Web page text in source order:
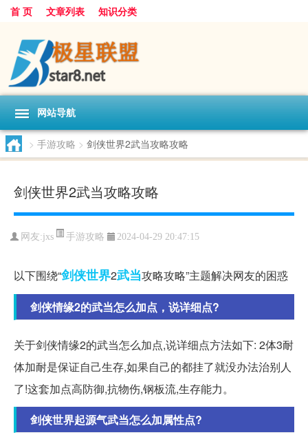
首 页 文章列表 知识分类
网站导航
> 手游攻略 > 剑侠世界2武当攻略攻略
剑侠世界2武当攻略攻略
网友:jxs 手游攻略 2024-04-29 20:47:15
以下围绕“剑侠世界2武当攻略攻略”主题解决网友的困惑
剑侠情缘2的武当怎么加点，说详细点?
关于剑侠情缘2的武当怎么加点,说详细点方法如下: 2体3耐
体加耐是保证自己生存,如果自己的都挂了就没办法治别人
了!这套加点高防御,抗物伤,钢板流,生存能力。
剑侠世界起源气武当怎么加属性点?